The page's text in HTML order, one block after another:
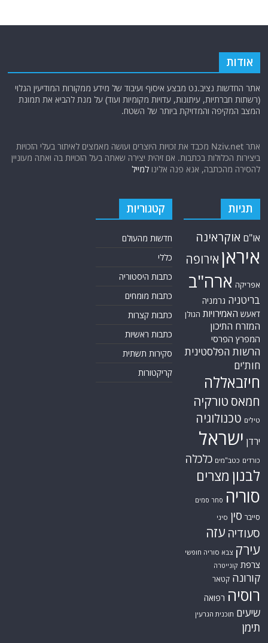
אודות
אתר החדשות נציב.נט מבצע איסוף ועיבוד של מידע ממקורות המודיעין הגלוי
(רשתות חברתיות, עיתונות, עדויות מקומיות ועוד) על מנת להביא את תמונת
המצב המקיפה והמדויקת ביותר של השטח.
אתר Nziv.net מכבד את זכויות היוצרים ועושה מאמצים לאיתור בעלי הזכויות
ביצירות הכלולות בכתבות. אם זיהית יצירה שאתה בעל הזכויות בה ואתה מעוניין
להסירה מהכתבה, אנא פנה אלינולמייל
תגיות
או"ם אוקראינה
איראן אירופה
אפריקה ארה"ב
בריטניה גרמניה
דאעש האמירויות הגולן
המזרח התיכון
המפרץ הפרסי
הרשות הפלסטינית
חות'ים
חיזבאללה
חמאס טורקיה
טילים טכנולוגיה
ירדן ישראל
כורדים כטב"מים כלכלה
לבנון מצרים
סוריה סחר סמים
סייבר סין סיני
סעודיה עזה
עירק צבא סוריה חופשי
צרפת קונייטרה
קורונה קטאר
רוסיה רפואה
שיעים תוכנית הגרעין
תימן
קטגוריות
חדשות מהעולם
כללי
כתבות היסטוריה
כתבות מומחים
כתבות קצרות
כתבות ראשיות
סקירות תשתית
קריקטורות